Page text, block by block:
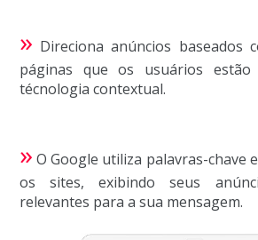
» Direciona anúncios baseados
páginas que os usuários estão
técnologia contextual.
» O Google utiliza palavras-chave
os sites, exibindo seus
relevantes para a sua mensagem.